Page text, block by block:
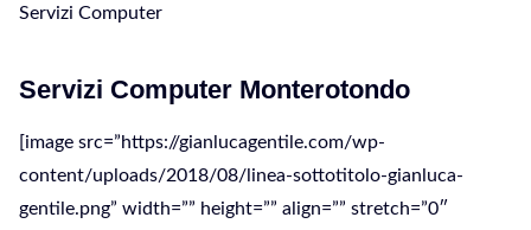
Servizi Computer
Servizi Computer Monterotondo
[image src=”https://gianlucagentile.com/wp-
content/uploads/2018/08/linea-sottotitolo-gianluca-
gentile.png” width=”” height=”” align=”” stretch=”0″